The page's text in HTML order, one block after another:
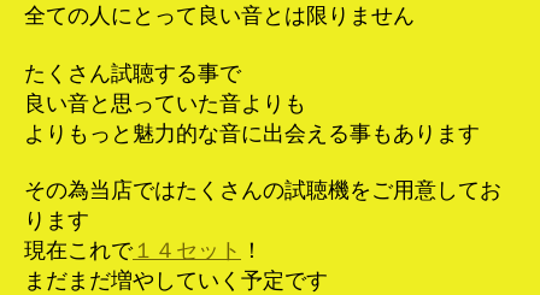
全ての人にとって良い音とは限りません
たくさん試聴する事で
良い音と思っていた音よりも
よりもっと魅力的な音に出会える事もあります
その為当店ではたくさんの試聴機をご用意してお
ります
現在これで１４セット ！
まだまだ増やしていく予定です